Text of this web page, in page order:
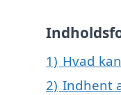
1) Hvad
2) Indhent